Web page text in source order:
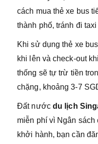
cách mua thẻ xe bus
thành phố, tránh đi
Khi sử dụng thẻ xe
khi lên và check-out
thống sẽ tự trừ tiền
chặng, khoảng 3-7
Đất nước du lịch
miễn phí vì Ngân
khởi hành, bạn cần